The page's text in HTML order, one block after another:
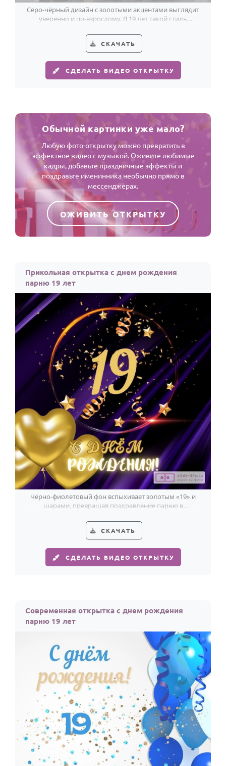
Серо-чёрный дизайн с золотыми акцентами выглядит
уверенно и по-взрослому. В 19 лет такой стиль
СКАЧАТЬ
СДЕЛАТЬ ВИДЕО ОТКРЫТКУ
Обычной картинки уже мало?
Любую фото-открытку можно превратить в
эффектное видео с музыкой. Оживите любимые
кадры, добавьте праздничные эффекты и
поздравьте именинника необычно прямо в
мессенджерах.
ОЖИВИТЬ ОТКРЫТКУ
Прикольная открытка с днем рождения
парню 19 лет
Чёрно-фиолетовый фон вспыхивает золотым «19» и
шарами, превращая поздравление парню в
СКАЧАТЬ
СДЕЛАТЬ ВИДЕО ОТКРЫТКУ
Современная открытка с днем рождения
парню 19 лет